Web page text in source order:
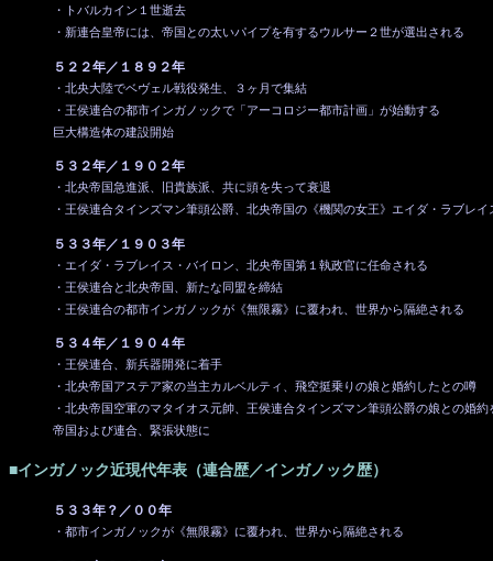
・トバルカイン１世逝去
・新連合皇帝には、帝国との太いパイプを有するウルサー２世が選出される
５２２年／１８９２年
・北央大陸でベヴェル戦役発生、３ヶ月で集結
・王侯連合の都市インガノックで「アーコロジー都市計画」が始動する
巨大構造体の建設開始
５３２年／１９０２年
・北央帝国急進派、旧貴族派、共に頭を失って衰退
・王侯連合タインズマン筆頭公爵、北央帝国の《機関の女王》エイダ・ラブレ
５３３年／１９０３年
・エイダ・ラブレイス・バイロン、北央帝国第１執政官に任命される
・王侯連合と北央帝国、新たな同盟を締結
・王侯連合の都市インガノックが《無限霧》に覆われ、世界から隔絶される
５３４年／１９０４年
・王侯連合、新兵器開発に着手
・北央帝国アステア家の当主カルベルティ、飛空挺乗りの娘と婚約したとの噂
・北央帝国空軍のマタイオス元帥、王侯連合タインズマン筆頭公爵の娘との婚約
帝国および連合、緊張状態に
■インガノック近現代年表（連合歴／インガノック歴）
５３３年？／００年
・都市インガノックが《無限霧》に覆われ、世界から隔絶される